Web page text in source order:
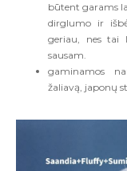
būtent garams
dirglumo ir
geriau, nes tai
sausam.
gaminamos
žaliavą, japonų